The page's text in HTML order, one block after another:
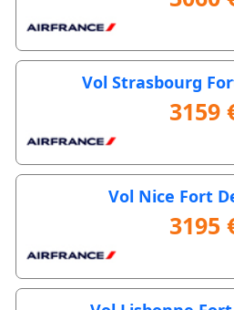
Vol Strasbourg
3159
Vol Nice Fort
3195